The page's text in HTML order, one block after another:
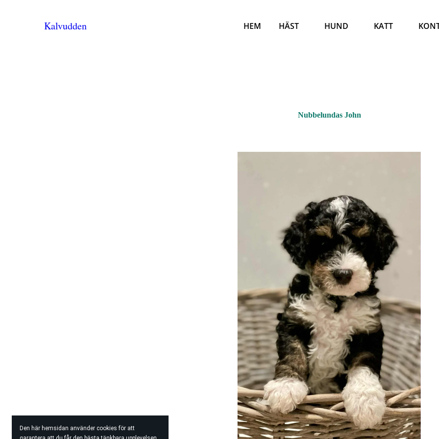
Den här hemsidan använder cookies för att
Kalvudden HEM HÄST HUND KATT
Nubbelundas John